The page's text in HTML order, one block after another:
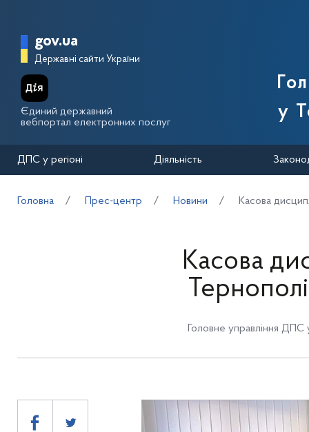
Головна сторінка Державної
gov.ua
Державні сайти України
Єдиний державний
вебпортал електронних послуг
у
ДПС у регіоні Діяльність
Головна Прес-центр Новини Касова
Касова
Головне управління ДПС